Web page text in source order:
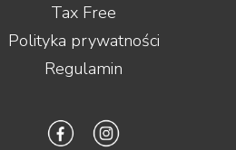
Tax Free
Polityka prywatności
Regulamin